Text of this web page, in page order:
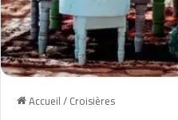
Accueil/Croisières